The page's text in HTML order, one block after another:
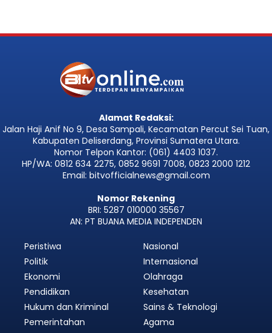
Alamat Redaksi:
Jalan Haji Anif No 9, Desa Sampali, Kecamatan Percut Sei Tuan,
Kabupaten Deliserdang, Provinsi Sumatera Utara.
Nomor Telpon Kantor: (061) 4403 1037.
HP/WA: 0812 634 2275, 0852 9691 7008, 0823 2000 1212
Email: bitvofficialnews@gmail.com
Nomor Rekening
BRI: 5287 010000 35567
AN: PT BUANA MEDIA INDEPENDEN
Peristiwa
Politik
Ekonomi
Pendidikan
Hukum dan Kriminal
Pemerintahan
Nasional
Internasional
Olahraga
Kesehatan
Sains & Teknologi
Agama